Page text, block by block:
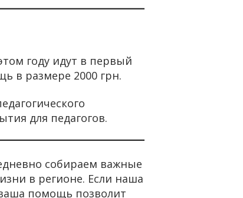
году идут в первый
в размере 2000 грн.
для педагогов.
собираем важные
в регионе. Если наша
помощь позволит